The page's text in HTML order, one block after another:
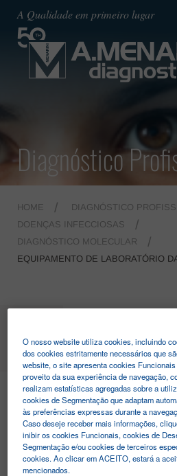
A Qualidade em primeiro lugar
Diagnóstico
HOME
DIAGNÓSTICO
DOENÇAS INFECCIOSAS
DIAGNÓSTICO MOLECULAR
EQUIPAMENTO DE LABORATÓRIO
PRIME MDx
O nosso website utiliza cookies, incluindo
dos cookies estritamente necessários que
website, o site apresenta cookies
proveito da sua experiência de navegação,
realizam estatísticas agregadas sobre a
cookies de Segmentação que adaptam
às preferências expressas durante a
Caso deseje receber mais informações,
inibir os cookies Funcionais, cookies de
Segmentação e/ou cookies de terceiros
cookies. Ao clicar em ACEITO, estará a
mencionados.